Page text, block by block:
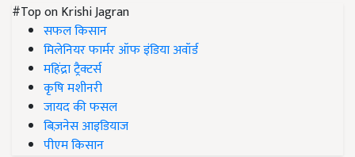
#Top on Krishi Jagran
सफल किसान
मिलेनियर फार्मर ऑफ इंडिया अवॉर्ड
महिंद्रा ट्रैक्टर्स
कृषि मशीनरी
जायद की फसल
बिज़नेस आइडियाज
पीएम किसान